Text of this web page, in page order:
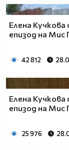
Елена
епизод на Мис
42 812
Елена
епизод на Мис
25 976